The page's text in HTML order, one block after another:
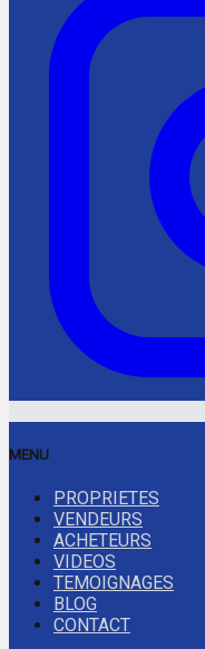
MENU
PROPRIETES
VENDEURS
ACHETEURS
VIDEOS
TEMOIGNAGES
BLOG
CONTACT